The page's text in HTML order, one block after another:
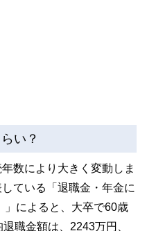
い？
数により大きく変動しま
ている「退職金・年金に
」によると、大卒で60歳
職金額は、2243万円、